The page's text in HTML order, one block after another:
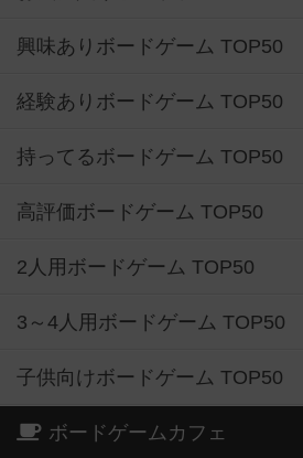
興味ありボードゲーム TOP50
経験ありボードゲーム TOP50
持ってるボードゲーム TOP50
高評価ボードゲーム TOP50
2人用ボードゲーム TOP50
3～4人用ボードゲーム TOP50
子供向けボードゲーム TOP50
ボードゲームカフェ